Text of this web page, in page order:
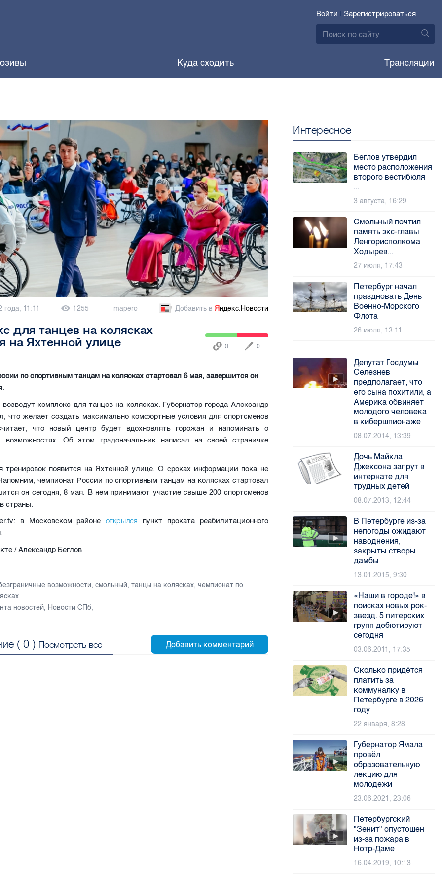
Войти | Зарегистрироваться
Куда сходить Трансляции
года, 11:11 1255 mapero Добавить в Яндекс.Новости
для танцев на колясках
на Яхтенной улице
0 0
по спортивным танцам на колясках стартовал 6 мая, завершится он
возведут комплекс для танцев на колясках. Губернатор города Александр
что желает создать максимально комфортные условия для спортсменов
что новый центр будет вдохновлять горожан и напоминать о
возможностях. Об этом градоначальник написал на своей страничке
тренировок появится на Яхтенной улице. О сроках информации пока не
чемпионат России по спортивным танцам на колясках стартовал
он сегодня, 8 мая. В нем принимают участие свыше 200 спортсменов
страны.
в Московском районеоткрылся пункт проката реабилитационного
/ Александр Беглов
возможности,смольный,танцы на колясках,чемпионат по
новостей, Новости СПб,
(0 ) Посмотреть все
Интересное
Беглов утвердил
место расположения
второго вестибюля
...
3 августа, 16:29
Смольный почтил
память экс-главы
Ленгорисполкома
Ходырев...
27 июля, 17:43
Петербург начал
праздновать День
Военно-Морского
Флота
26 июля, 13:11
Депутат Госдумы
Селезнев
предполагает, что
его сына похитили, а
Америка обвиняет
молодого человека
в кибершпионаже
08.07.2014, 13:39
Дочь Майкла
Джексона запрут в
интернате для
трудных детей
08.07.2013, 12:44
В Петербурге из-за
непогоды ожидают
наводнения,
закрыты створы
дамбы
13.01.2015, 9:30
«Наши в городе!» в
поисках новых рок-
звезд. 5 питерских
групп дебютируют
сегодня
03.06.2011, 17:35
Сколько придётся
платить за
коммуналку в
Петербурге в 2026
году
22 января, 8:28
Губернатор Ямала
провёл
образовательную
лекцию для
молодежи
23.06.2021, 23:06
Петербургский
"Зенит" опустошен
из-за пожара в
Нотр-Даме
16.04.2019, 10:13